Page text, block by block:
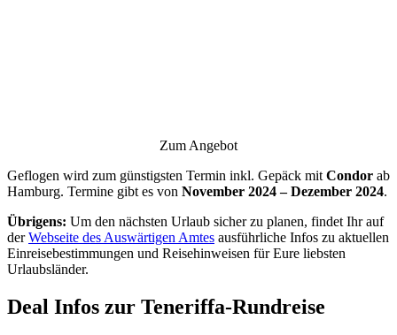
Zum Angebot
Geflogen wird zum günstigsten Termin inkl. Gepäck mit Condor ab
Hamburg. Termine gibt es von November 2024 – Dezember 2024.
Übrigens: Um den nächsten Urlaub sicher zu planen, findet Ihr auf
derWebseite des Auswärtigen Amtes ausführliche Infos zu aktuellen
Einreisebestimmungen und Reisehinweisen für Eure liebsten
Urlaubsländer.
Deal Infos zur Teneriffa-Rundreise